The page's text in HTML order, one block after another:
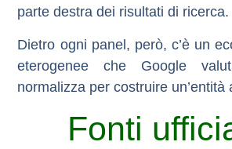
parte destra dei risultati di ricerca.
Dietro ogni panel, però, c’è un
eterogenee che Google
normalizza per costruire un’entità
Fonti